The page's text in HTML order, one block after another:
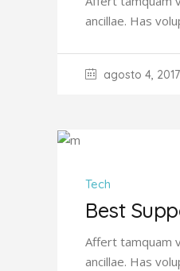
ancillae. Has
agosto 4, 2017
Tech
Best
Affert tamquam
ancillae. Has